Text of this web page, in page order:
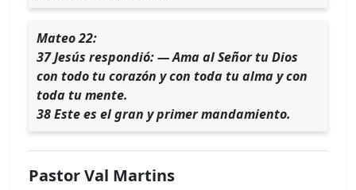
Mateo 22:
37 Jesús respondió: — Ama al Señor tu Dios
con todo tu corazón y con toda tu alma y con
toda tu mente.
38 Este es el gran y primer mandamiento.
Pastor Val Martins